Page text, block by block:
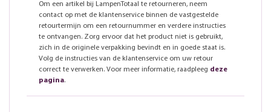
Om een artikel bij LampenTotaal te retourneren, neem
contact op met de klantenservice binnen de vastgestelde
retourtermijn om een retournummer en verdere instructies
te ontvangen. Zorg ervoor dat het product niet is gebruikt,
zich in de originele verpakking bevindt en in goede staat is.
Volg de instructies van de klantenservice om uw retour
correct te verwerken. Voor meer informatie, raadpleeg deze
pagina.